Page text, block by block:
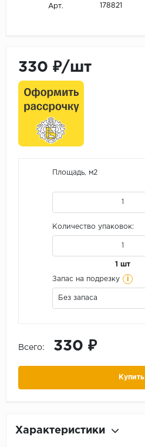
Арт. 178821
330 ₽/шт
Площадь, м2
Количество упаковок:
1 шт
Запас на подрезку i
Без запаса
Всего: 330 ₽
Купить
Характеристики